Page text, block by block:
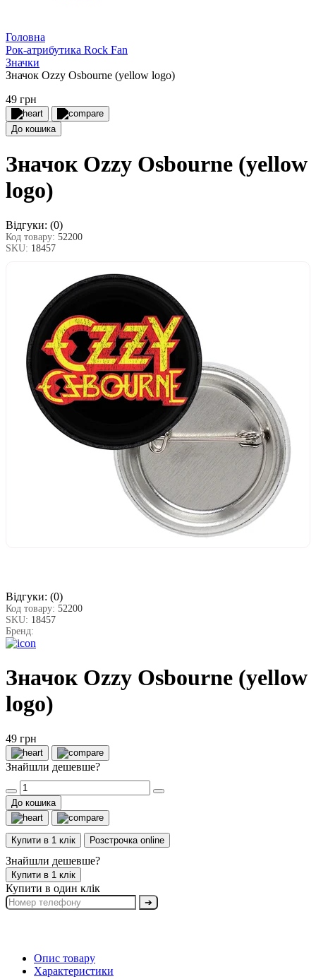
Головна
Рок-атрибутика Rock Fan
Значки
Значок Ozzy Osbourne (yellow logo)
49 грн
До кошика
Значок Ozzy Osbourne (yellow
logo)
Відгуки: (0)
Код товару: 52200
SKU: 18457
Відгуки: (0)
Код товару: 52200
SKU: 18457
Бренд:
Значок Ozzy Osbourne (yellow
logo)
49 грн
Знайшли дешевше?
До кошика
Купити в 1 клік Розстрочка online
Знайшли дешевше?
Купити в 1 клік
Купити в один клік
➔
Опис товару
Характеристики